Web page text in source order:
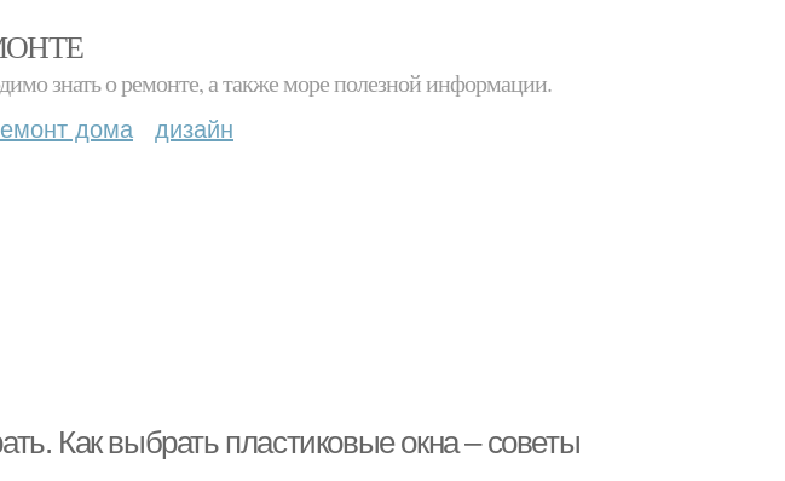
знать о ремонте, а также море полезной информации.
дома дизайн
Как выбрать пластиковые окна – советы